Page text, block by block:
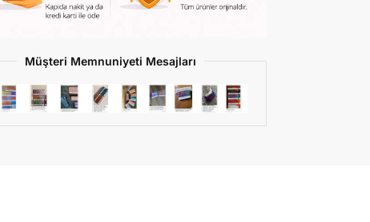
Müşteri Memnuniyeti Mesajları